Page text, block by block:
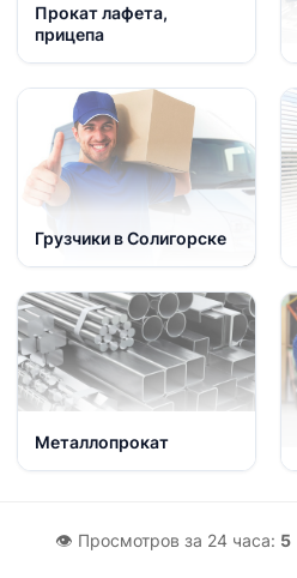
Прокат лафета,
прицепа
Грузчики в Солигорске
Металлопрокат
👁 Просмотров за 24 часа: 5